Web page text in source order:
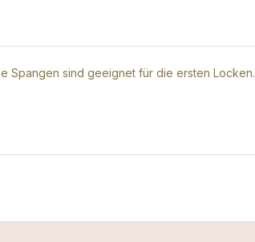
Spangen sind geeignet für die ersten Locken.